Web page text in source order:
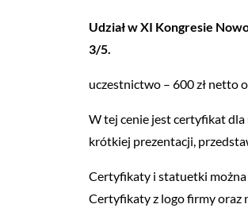
Udział w XI Kongresie
3/5.
uczestnictwo – 600 zł netto
W tej cenie jest certyfikat
krótkiej prezentacji,
Certyfikaty i statuetki można
Certyfikaty z logo firmy oraz